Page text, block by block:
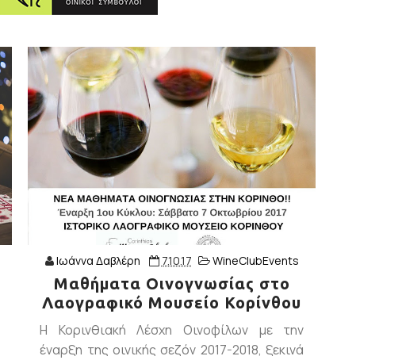
Ιωάννα Δαβλέρη 7.10.17 WineClubEvents
Μαθήματα Οινογνωσίας στο
Λαογραφικό Μουσείο Κορίνθου
H Κορινθιακή Λέσχη Οινοφίλων με την
έναρξη της οινικής σεζόν 2017-2018, ξεκινά